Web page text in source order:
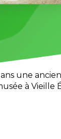
une
à Vieille